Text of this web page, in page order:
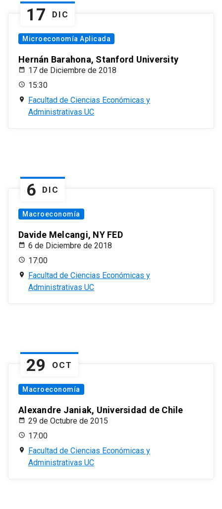
17 DIC
Microeconomía Aplicada
Hernán Barahona, Stanford University
17 de Diciembre de 2018
15:30
Facultad de Ciencias Económicas y
Administrativas UC
6 DIC
Macroeconomía
Davide Melcangi, NY FED
6 de Diciembre de 2018
17:00
Facultad de Ciencias Económicas y
Administrativas UC
29 OCT
Macroeconomía
Alexandre Janiak, Universidad de Chile
29 de Octubre de 2015
17:00
Facultad de Ciencias Económicas y
Administrativas UC